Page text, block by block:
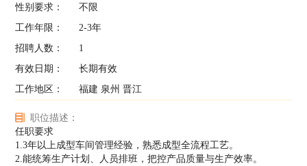
性别要求：
不限
工作年限：
2-3年
招聘人数：
1
有效日期：
长期有效
工作地区：
福建 泉州 晋江
职位描述：
任职要求
1.3年以上成型车间管理经验，熟悉成型全流程工艺。
2.能统筹生产计划、人员排班，把控产品质量与生产效率。